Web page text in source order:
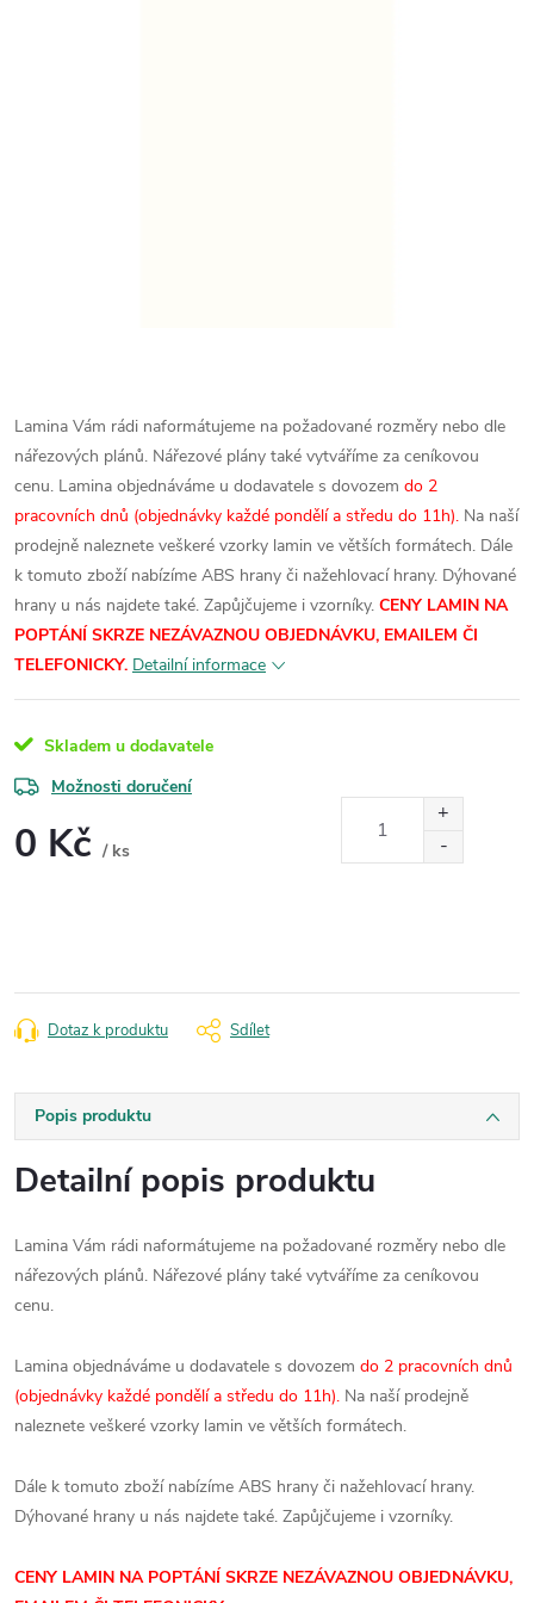
Lamina Vám rádi naformátujeme na požadované rozměry nebo dle
nářezových plánů. Nářezové plány také vytváříme za ceníkovou
cenu. Lamina objednáváme u dodavatele s dovozem do 2
pracovních dnů (objednávky každé pondělí a středu do 11h). Na naší
prodejně naleznete veškeré vzorky lamin ve větších formátech. Dále
k tomuto zboží nabízíme ABS hrany či nažehlovací hrany. Dýhované
hrany u nás najdete také. Zapůjčujeme i vzorníky. CENY LAMIN NA
POPTÁNÍ SKRZE NEZÁVAZNOU OBJEDNÁVKU, EMAILEM ČI
TELEFONICKY. Detailní informace
Skladem u dodavatele
Možnosti doručení
0 Kč / ks
Dotaz k produktu Sdílet
Popis produktu
Detailní popis produktu
Lamina Vám rádi naformátujeme na požadované rozměry nebo dle
nářezových plánů. Nářezové plány také vytváříme za ceníkovou
cenu.
Lamina objednáváme u dodavatele s dovozem do 2 pracovních dnů
(objednávky každé pondělí a středu do 11h). Na naší prodejně
naleznete veškeré vzorky lamin ve větších formátech.
Dále k tomuto zboží nabízíme ABS hrany či nažehlovací hrany.
Dýhované hrany u nás najdete také. Zapůjčujeme i vzorníky.
CENY LAMIN NA POPTÁNÍ SKRZE NEZÁVAZNOU OBJEDNÁVKU,